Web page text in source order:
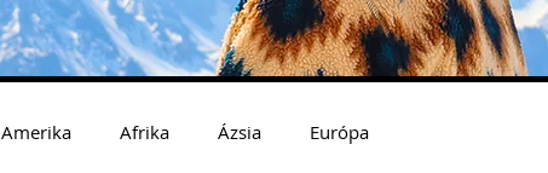
Amerika Afrika Ázsia Európa